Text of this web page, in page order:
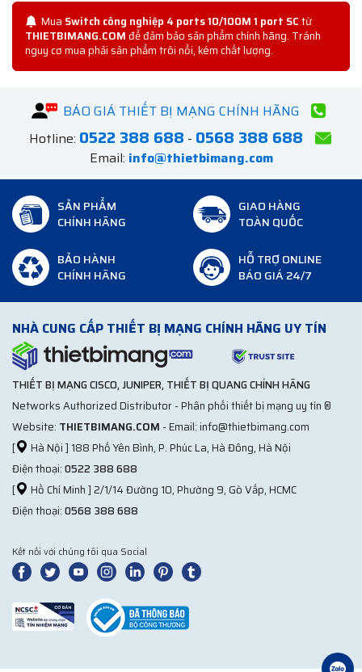
Mua Switch công nghiệp 4 ports 10/100M 1 port SCtừ
THIETBIMANG.COMđể đảm bảo sản phẩm chính hãng. Tránh
nguy cơ mua phải sản phẩm trôi nổi, kém chất lượng.
BÁO GIÁ THIẾT BỊ MẠNG CHÍNH HÃNG
Hotline: 0522 388 688 - 0568 388 688
Email: info@thietbimang.com
SẢN PHẨM
CHÍNH HÃNG
GIAO HÀNG
TOÀN QUỐC
BẢO HÀNH
CHÍNH HÃNG
HỖ TRỢ ONLINE
BÁO GIÁ 24/7
NHÀ CUNG CẤP THIẾT BỊ MẠNG CHÍNH HÃNG UY TÍN
THIẾT BỊ MẠNG CISCO, JUNIPER, THIẾT BỊ QUANG CHÍNH HÃNG
Networks Authorized Distributor - Phân phối thiết bị mạng uy tín ®
Website: THIETBIMANG.COM - Email: info@thietbimang.com
[
Hà Nội ] 188 Phố Yên Bình, P. Phúc La, Hà Đông, Hà Nội
Điện thoại:0522 388 688
[
Hồ Chí Minh ] 2/1/14 Đường 10, Phường 9, Gò Vấp, HCMC
Điện thoại:0568 388 688
Kết nối với chúng tôi qua Social